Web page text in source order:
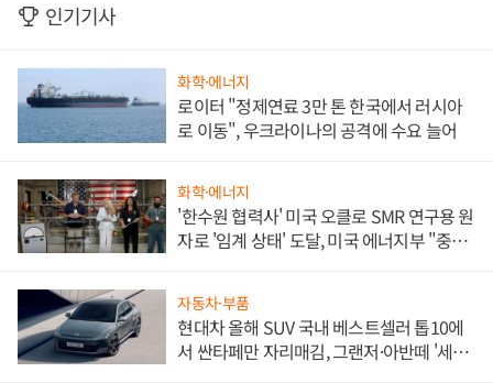
인기기사
화학·에너지
로이터 "정제연료 3만 톤 한국에서 러시아
로 이동", 우크라이나의 공격에 수요 늘어
화학·에너지
'한수원 협력사' 미국 오클로 SMR 연구용 원
자로 '임계 상태' 도달, 미국 에너지부 "중요
자동차·부품
현대차 올해 SUV 국내 베스트셀러 톱10에
서 싼타페만 자리매김, 그랜저·아반떼 '세단